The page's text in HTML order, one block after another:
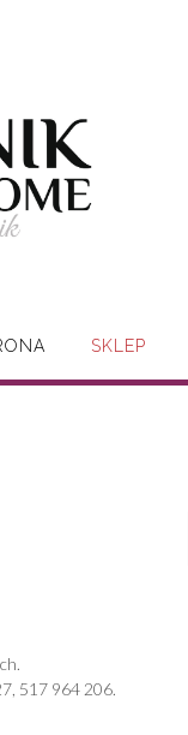
SKLEP
517 964 206.